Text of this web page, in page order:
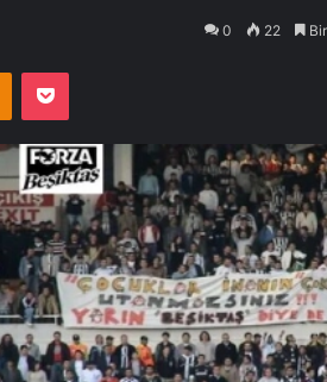
0 22
Odnoklassniki
Pocket